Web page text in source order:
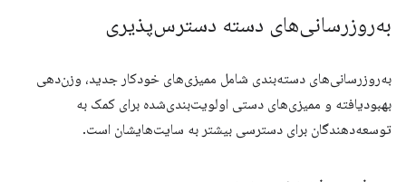
به‌روزرسانی‌های دسته دسترس‌پذیری
به‌روزرسانی‌های دسته‌بندی شامل ممیزی‌های خودکار جدید، وزن‌دهی
بهبودیافته و ممیزی‌های دستی اولویت‌بندی‌شده برای کمک به
توسعه‌دهندگان برای دسترسی بیشتر به سایت‌هایشان است.